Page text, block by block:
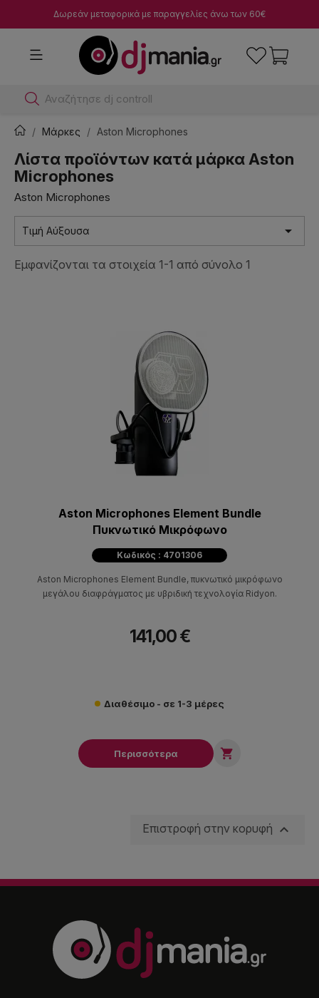
Δωρεάν μεταφορικά με παραγγελίες άνω των 60€
Αναζήτησε dj controller
Μάρκες Aston Microphones
Λίστα προϊόντων κατά μάρκα Aston
Microphones
Aston Microphones
Τιμή Αύξουσα 
Εμφανίζονται τα στοιχεία 1-1 από σύνολο 1
Aston Microphones Element Bundle
Πυκνωτικό Μικρόφωνο
Κωδικός : 4701306
Aston Microphones Element Bundle, πυκνωτικό μικρόφωνο
μεγάλου διαφράγματος με υβριδική τεχνολογία Ridyon.
141,00 €
Διαθέσιμο - σε 1-3 μέρες
Περισσότερα 
Επιστροφή στην κορυφή 